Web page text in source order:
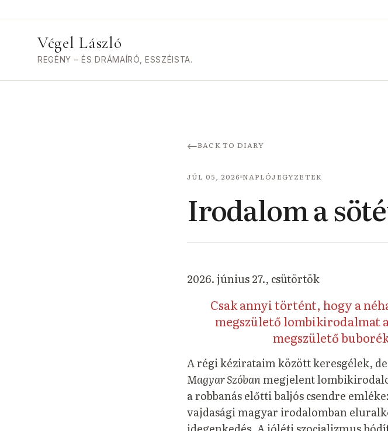
Végel László
REGÉNY – ÉS DRÁMAÍRÓ, ESSZÉISTA.
←BACK TO DIARY
JÚL 05, 2026 NAPLÓJEGYZETEK
Irodalom a
2026. június 27., csütörtök
Csak annyi történt, hogy a
megszülető lombikirodalmat
megszülető
A régi kézirataim között keresgélek,
Magyar Szóbanmegjelent
a robbanás előtti baljós csendre
vajdasági magyar irodalomban